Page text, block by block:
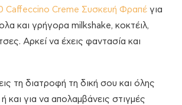
Caffeccino Creme Συσκευή Φραπέ για
και γρήγορα milkshake, κοκτέιλ,
Αρκεί να έχεις φαντασία και
τη διατροφή τη δική σου και όλης
και για να απολαμβάνεις στιγμές